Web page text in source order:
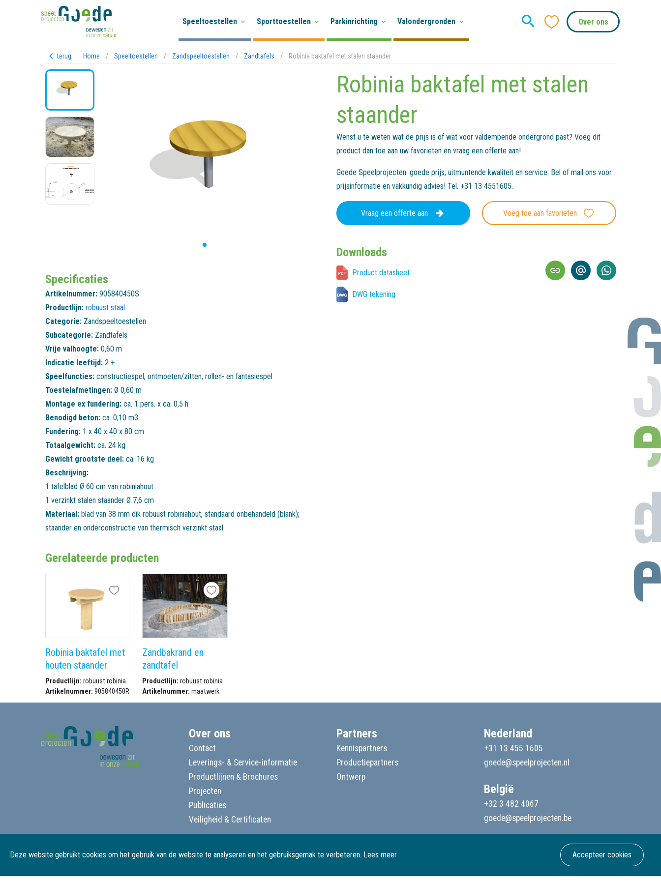
Speeltoestellen Sporttoestellen Parkinrichting Valondergronden Over ons
terug Home / Speeltoestellen / Zandspeeltoestellen / Zandtafels / Robinia baktafel met stalen staander
Specificaties
Artikelnummer: 905840450S
Productlijn: robuust staal
Categorie: Zandspeeltoestellen
Subcategorie: Zandtafels
Vrije valhoogte: 0,60 m
Indicatie leeftijd: 2 +
Speelfuncties: constructiespel , ontmoeten/zitten, rollen- en fantasiespel
Toestelafmetingen: Ø 0,60 m
Montage ex fundering: ca. 1 pers. x ca. 0,5 h
Benodigd beton: ca. 0,10 m3
Fundering: 1 x 40 x 40 x 80 cm
Totaalgewicht: ca. 24 kg
Gewicht grootste deel: ca. 16 kg
Beschrijving:
1 tafelblad Ø 60 cm van robiniahout
1 verzinkt stalen staander Ø 7,6 cm
Materiaal: blad van 38 mm dik robuust robiniahout, standaard onbehandeld (blank);
staander en onderconstructie van thermisch verzinkt staal
Gerelateerde producten
Robinia baktafel met
houten staander
Productlijn: robuust robinia
Artikelnummer: 905840450R
Zandbakrand en
zandtafel
Productlijn: robuust robinia
Artikelnummer: maatwerk
Robinia baktafel met stalen
staander
Wenst u te weten wat de prijs is of wat voor valdempende ondergrond past? Voeg dit
product dan toe aan uw favorieten en vraag een offerte aan!
Goede Speelprojecten: goede prijs, uitmuntende kwaliteit en service. Bel of mail ons voor
prijsinformatie en vakkundig advies! Tel. +31 13 4551605.
Vraag een offerte aan Voeg toe aan favorieten
Downloads
Product datasheet
DWG tekening
Deze website gebruikt cookies om het gebruik van de website te analyseren en het gebruiksgemak te verbeteren. Lees meer Accepteer cookies
Over ons
Contact
Leverings- & Service-informatie
Productlijnen & Brochures
Projecten
Publicaties
Veiligheid & Certificaten
Partners
Kennispartners
Productiepartners
Ontwerp
Nederland
+31 13 455 1605
goede@speelprojecten.nl
België
+32 3 482 4067
goede@speelprojecten.be
Webdesign & development Softmedia